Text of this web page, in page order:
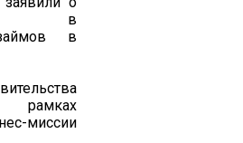
в
в
миссии